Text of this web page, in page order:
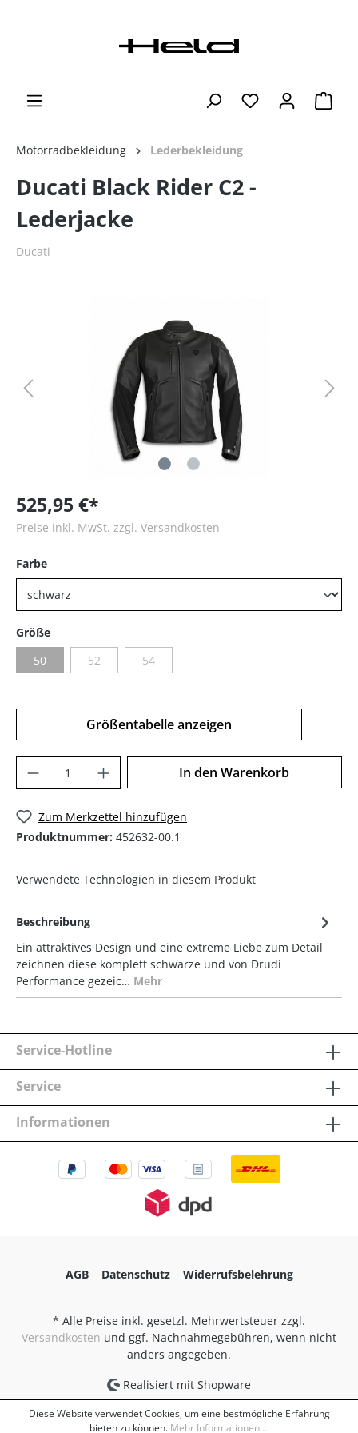
Motorradbekleidung Lederbekleidung
Ducati Black Rider C2 -
Lederjacke
Ducati
Verwendete Technologien in diesem Produkt
525,95 €*
Preise inkl. MwSt. zzgl. Versandkosten
Farbe
Größe
50
52 54
Größentabelle anzeigen
In den Warenkorb
Zum Merkzettel hinzufügen
Produktnummer: 452632-00.1
Beschreibung
Ein attraktives Design und eine extreme Liebe zum Detail
zeichnen diese komplett schwarze und von Drudi
Performance gezeic… Mehr
Service-Hotline
Service
Informationen
AGB Datenschutz Widerrufsbelehrung
* Alle Preise inkl. gesetzl. Mehrwertsteuer zzgl.
Versandkosten und ggf. Nachnahmegebühren, wenn nicht
anders angegeben.
Realisiert mit Shopware
Diese Website verwendet Cookies, um eine bestmögliche Erfahrung
bieten zu können. Mehr Informationen ...